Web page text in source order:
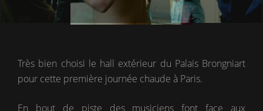
Très bien choisi le hall extérieur du Palais Brongniart
pour cette première journée chaude à Paris.
En bout de piste des musiciens font face aux